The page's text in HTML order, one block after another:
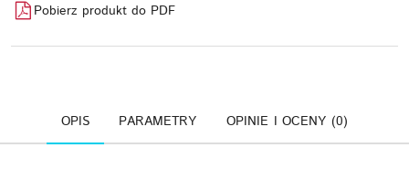
Pobierz produkt do PDF
OPIS PARAMETRY OPINIE I OCENY (0)